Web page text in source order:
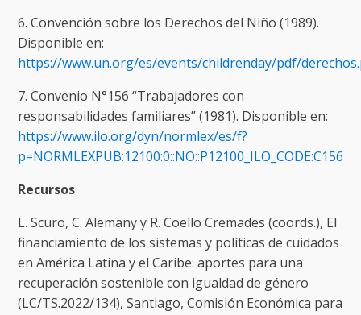
6. Convención sobre los Derechos del Niño (1989).
Disponible en:
https://www.un.org/es/events/childrenday/pdf/
7. Convenio N°156 “Trabajadores con
responsabilidades familiares” (1981). Disponible en:
https://www.ilo.org/dyn/normlex/es/f?
p=NORMLEXPUB:12100:0::NO::P12100_ILO_CODE:C156
Recursos
L. Scuro, C. Alemany y R. Coello Cremades (coords.), El
financiamiento de los sistemas y políticas de cuidados
en América Latina y el Caribe: aportes para una
recuperación sostenible con igualdad de género
(LC/TS.2022/134), Santiago, Comisión Económica para